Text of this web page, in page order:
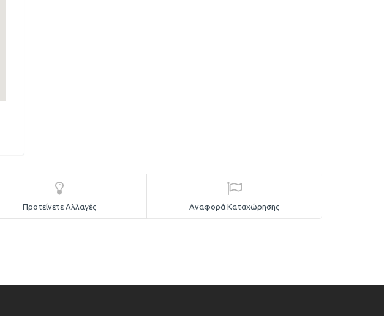
Προτείνετε Αλλαγές Αναφορά Καταχώρησης